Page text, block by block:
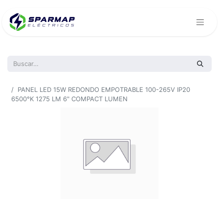
PANEL LED 15W REDONDO EMPOTRABLE 100-265V IP20
6500°K 1275 LM 6" COMPACT LUMEN